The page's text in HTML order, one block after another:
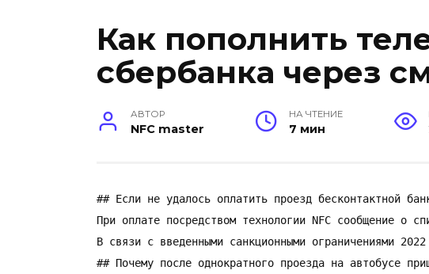
Как пополнить
сбербанка через
АВТОР
NFC master
НА ЧТЕНИЕ
7 мин
## Если не удалось оплатить проезд бесконтактной
При оплате посредством технологии NFC сообщение о
В связи с введенными санкционными ограничениями
## Почему после однократного проезда на автобусе